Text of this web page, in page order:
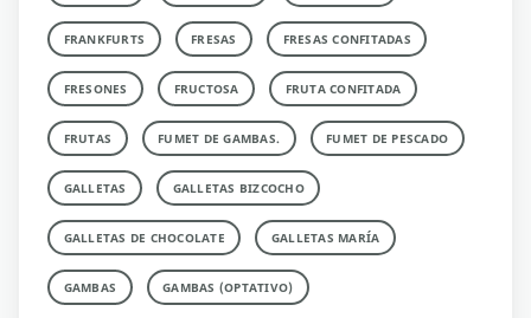
FRANKFURTS FRESAS FRESAS CONFITADAS
FRESONES FRUCTOSA FRUTA CONFITADA
FRUTAS FUMET DE GAMBAS. FUMET DE PESCADO
GALLETAS GALLETAS BIZCOCHO
GALLETAS DE CHOCOLATE GALLETAS MARÍA
GAMBAS GAMBAS (OPTATIVO)